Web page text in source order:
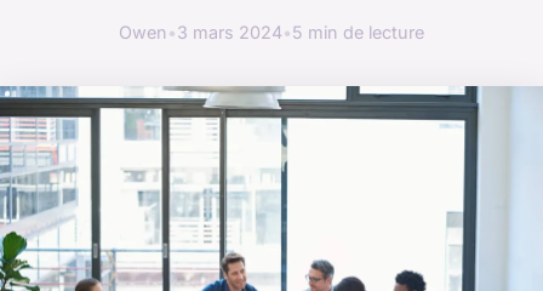
Owen•3 mars 2024•5 min de lecture